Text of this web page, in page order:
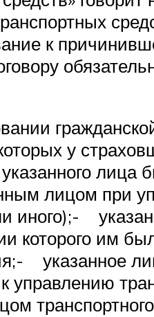
к
у
лица
лицом при
иного);-
которого им
указанное
к управлению